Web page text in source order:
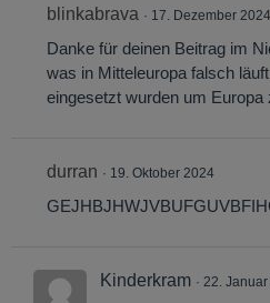
blinkabrava 17. Dezember 2024
Danke für deinen Beitrag im
was in Mitteleuropa falsch
eingesetzt wurden um
durran 19. Oktober 2024
Kinderkram 22.